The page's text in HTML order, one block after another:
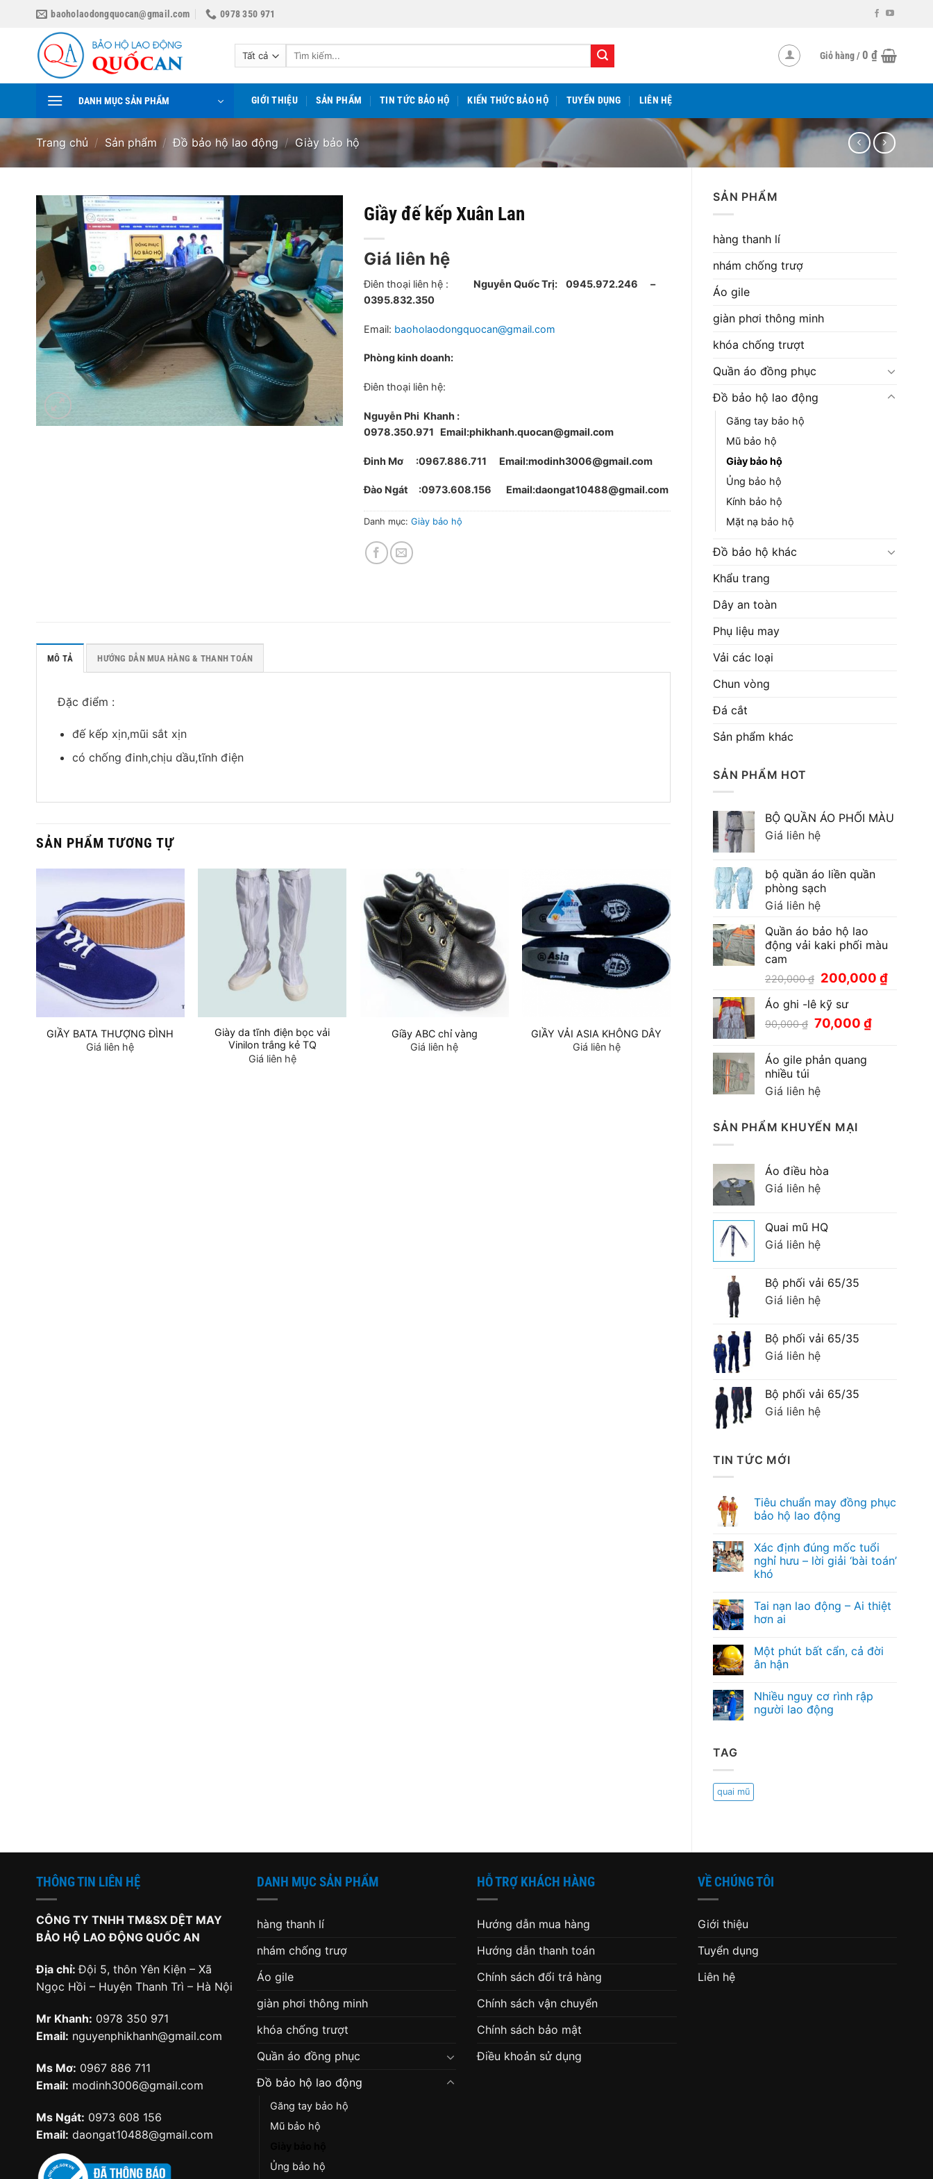
baoholaodongquocan@gmail.com 0978 350 971
Tìm
Giỏ hàng /0 ₫
DANH MỤC SẢN PHẨM GIỚI THIỆU SẢN PHẨM TIN TỨC BẢO HỘ KIẾN THỨC BẢO HỘ TUYỂN DỤNG LIÊN HỆ
Trang chủ / Sản phẩm / Đồ bảo hộ lao động / Giày bảo hộ
SẢN PHẨM
hàng thanh lí
nhám chống trượ
Áo gile
giàn phơi thông minh
khóa chống trượt
Quần áo đồng phục
Đồ bảo hộ lao động
Găng tay bảo hộ
Mũ bảo hộ
Giày bảo hộ
Ủng bảo hộ
Kính bảo hộ
Mặt nạ bảo hộ
Đồ bảo hộ khác
Khẩu trang
Dây an toàn
Phụ liệu may
Vải các loại
Chun vòng
Đá cắt
Sản phẩm khác
SẢN PHẨM HOT
BỘ QUẦN ÁO PHỐI MÀU
Giá liên hệ
bộ quần áo liền quần
phòng sạch
Giá liên hệ
Quần áo bảo hộ lao
động vải kaki phối màu
cam
220,000₫ Giá
là:
220,000 ₫.
200,000₫Giá
Áo ghi -lê kỹ sư
90,000₫ Giá
90,000 ₫.
70,000₫Giá
Áo gile phản quang
nhiều túi
Giá liên hệ
SẢN PHẨM KHUYẾN MẠI
Áo điều hòa
Giá liên hệ
Quai mũ HQ
Giá liên hệ
Bộ phối vải 65/35
Giá liên hệ
Bộ phối vải 65/35
Giá liên hệ
Bộ phối vải 65/35
Giá liên hệ
TIN TỨC MỚI
Tiêu chuẩn may đồng phục
bảo hộ lao động
Xác định đúng mốc tuổi
nghỉ hưu – lời giải ‘bài toán’
khó
Tai nạn lao động – Ai thiệt
hơn ai
Một phút bất cẩn, cả đời
ân hận
Nhiều nguy cơ rình rập
người lao động
TAG
quai mũ
Giầy đế kếp Xuân Lan
Giá liên hệ
Điên thoại liên hệ : Nguyễn Quốc Trị: 0945.972.246 –
0395.832.350
Email: baoholaodongquocan@gmail.com
Phòng kinh doanh:
Điên thoại liên hệ:
Nguyễn Phi Khanh :
0978.350.971 Email:phikhanh.quocan@gmail.com
Đinh Mơ :0967.886.711 Email:modinh3006@gmail.com
Đào Ngát :0973.608.156 Email:daongat10488@gmail.com
Danh mục: Giày bảo hộ
MÔ TẢ HƯỚNG DẪN MUA HÀNG & THANH TOÁN
Đặc điểm :
đế kếp xịn,mũi sắt xịn
có chống đinh,chịu dầu,tĩnh điện
SẢN PHẨM TƯƠNG TỰ
GIẦY BATA THƯỢNG ĐÌNH
Giá liên hệ
Giày da tĩnh điện bọc vải
Vinilon trắng kẻ TQ
Giá liên hệ
Giầy ABC chỉ vàng
Giá liên hệ
GIẦY VẢI ASIA KHÔNG DÂY
Giá liên hệ
THÔNG TIN LIÊN HỆ
CÔNG TY TNHH TM&SX DỆT MAY
BẢO HỘ LAO ĐỘNG QUỐC AN
Địa chỉ:Đội 5, thôn Yên Kiện – Xã
Ngọc Hồi – Huyện Thanh Trì – Hà Nội
Mr Khanh: 0978 350 971
Email: nguyenphikhanh@gmail.com
Ms Mơ: 0967 886 711
Email: modinh3006@gmail.com
Ms Ngát: 0973 608 156
Email: daongat10488@gmail.com
DANH MỤC SẢN PHẨM
hàng thanh lí
nhám chống trượ
Áo gile
giàn phơi thông minh
khóa chống trượt
Quần áo đồng phục
Đồ bảo hộ lao động
Găng tay bảo hộ
Mũ bảo hộ
Ủng bảo hộ
HỖ TRỢ KHÁCH HÀNG
Hướng dẫn mua hàng
Hướng dẫn thanh toán
Chính sách đổi trả hàng
Chính sách vận chuyển
Chính sách bảo mật
Điều khoản sử dụng
VỀ CHÚNG TÔI
Giới thiệu
Tuyển dụng
Liên hệ